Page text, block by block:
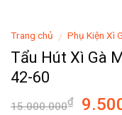
Trang chủ / Phụ Kiện Xì
Tẩu Hút Xì Gà
42-60
15.000.000₫